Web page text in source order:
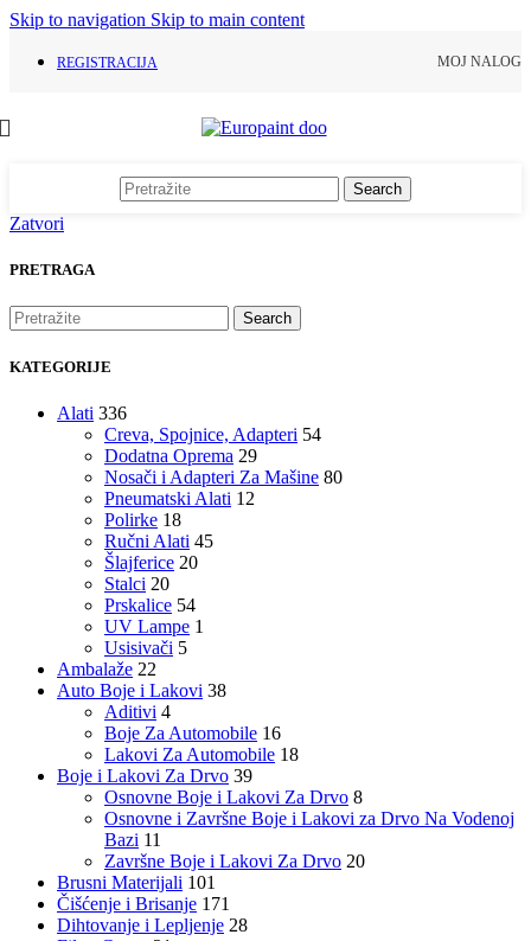
Skip to navigation Skip to main content
REGISTRACIJA MOJ NALOG
Search
Zatvori
PRETRAGA
Search
KATEGORIJE
Alati 336
Creva, Spojnice, Adapteri 54
Dodatna Oprema 29
Nosači i Adapteri Za Mašine 80
Pneumatski Alati 12
Polirke 18
Ručni Alati 45
Šlajferice 20
Stalci 20
Prskalice 54
UV Lampe 1
Usisivači 5
Ambalaže 22
Auto Boje i Lakovi 38
Aditivi 4
Boje Za Automobile 16
Lakovi Za Automobile 18
Boje i Lakovi Za Drvo 39
Osnovne Boje i Lakovi Za Drvo 8
Osnovne i Završne Boje i Lakovi za Drvo Na Vodenoj
Bazi 11
Završne Boje i Lakovi Za Drvo 20
Brusni Materijali 101
Čišćenje i Brisanje 171
Dihtovanje i Lepljenje 28